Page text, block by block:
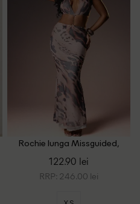
Rochie lunga Missguided,
122.90 lei
RRP: 246.00 lei